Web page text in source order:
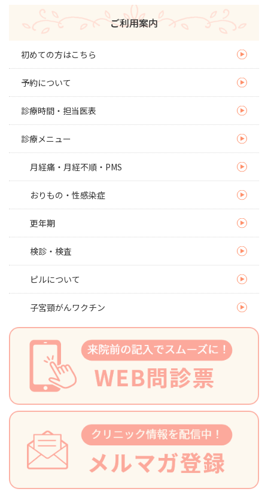
ご利用案内
初めての方はこちら
予約について
診療時間・担当医表
診療メニュー
月経痛・月経不順・PMS
おりもの・性感染症
更年期
検診・検査
ピルについて
子宮頸がんワクチン